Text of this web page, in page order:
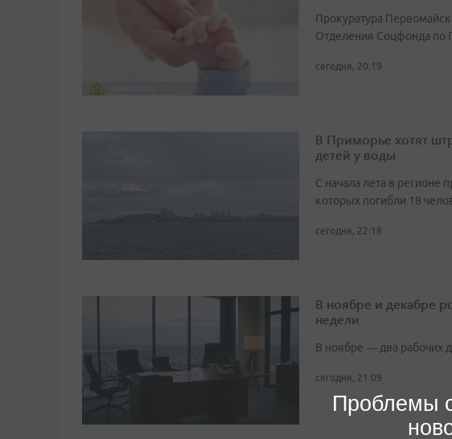
Прокуратура
Отделения Соцфонда по
сегодня, 20:19
В Приморье хотят
детей у воды
С начала лета в регионе
которых погибли 18
сегодня, 22:18
В ноябре и декабре
недели
В ноябре — два рабочих
сегодня, 21:09
Проблемы